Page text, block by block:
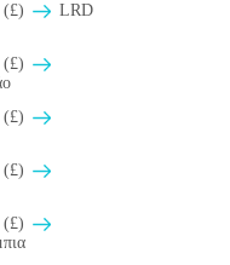
(£)
LRD
(£)
(£)
(£)
(£)